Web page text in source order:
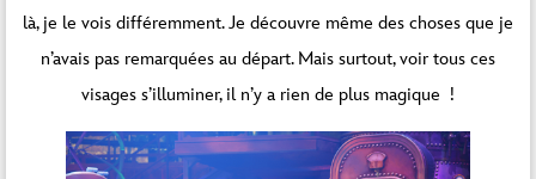
là, je le vois différemment. Je découvre même des choses que je
n’avais pas remarquées au départ. Mais surtout, voir tous ces
visages s’illuminer, il n’y a rien de plus magique !